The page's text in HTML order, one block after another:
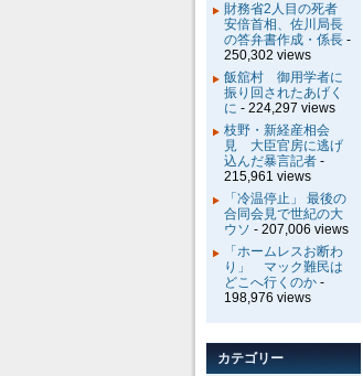
財務省2人目の死者
安倍首相、佐川局長
の答弁書作成・係長 -
250,302 views
飯舘村 御用学者に
振り回されたあげく
に - 224,297 views
枝野・新経産相会
見 大臣官房に逃げ
込んだ暴言記者 -
215,961 views
「冷温停止」 最後の
合同会見で世紀の大
ウソ - 207,006 views
「ホームレスお断わ
り」 マック難民は
どこへ行くのか -
198,976 views
カテゴリー